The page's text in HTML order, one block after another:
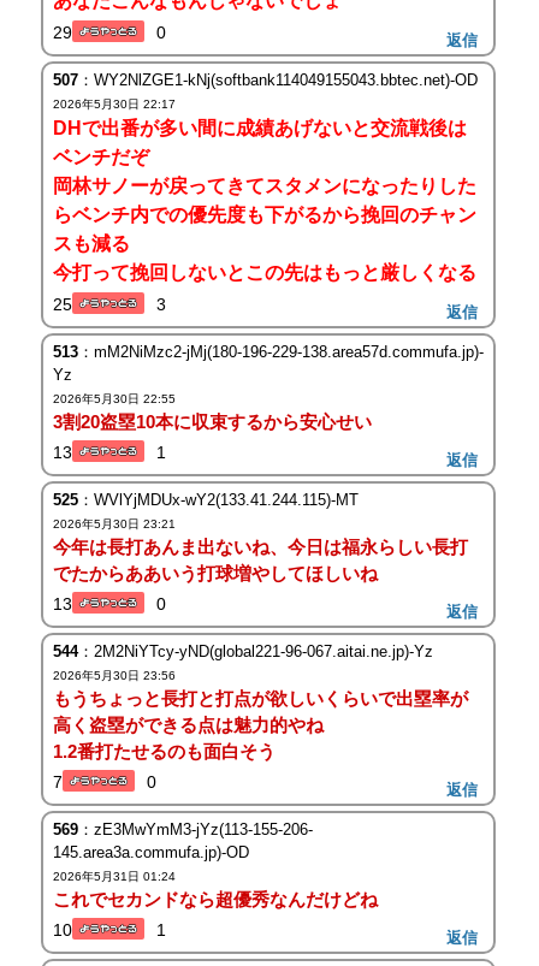
29 0 返信
507：WY2NlZGE1-kNj(softbank114049155043.bbtec.net)-OD
2026年5月30日 22:17
DHで出番が多い間に成績あげないと交流戦後は
ベンチだぞ
岡林サノーが戻ってきてスタメンになったりした
らベンチ内での優先度も下がるから挽回のチャン
スも減る
今打って挽回しないとこの先はもっと厳しくなる
25 3 返信
513：mM2NiMzc2-jMj(180-196-229-138.area57d.commufa.jp)-
Yz
2026年5月30日 22:55
3割20盗塁10本に収束するから安心せい
13 1 返信
525：WVlYjMDUx-wY2(133.41.244.115)-MT
2026年5月30日 23:21
今年は長打あんま出ないね、今日は福永らしい長打
でたからああいう打球増やしてほしいね
13 0 返信
544：2M2NiYTcy-yND(global221-96-067.aitai.ne.jp)-Yz
2026年5月30日 23:56
もうちょっと長打と打点が欲しいくらいで出塁率が
高く盗塁ができる点は魅力的やね
1.2番打たせるのも面白そう
7 0 返信
569：zE3MwYmM3-jYz(113-155-206-
145.area3a.commufa.jp)-OD
2026年5月31日 01:24
これでセカンドなら超優秀なんだけどね
10 1 返信